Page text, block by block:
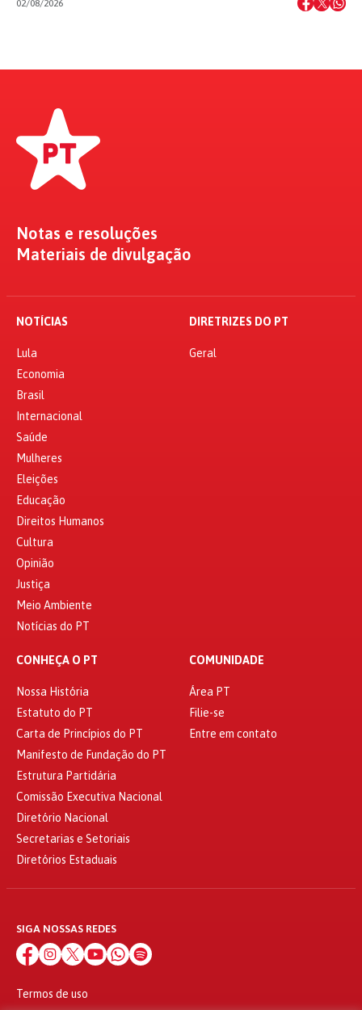
02/08/2026
Notas e resoluções
Materiais de divulgação
NOTÍCIAS
Lula
Economia
Brasil
Internacional
Saúde
Mulheres
Eleições
Educação
Direitos Humanos
Cultura
Opinião
Justiça
Meio Ambiente
Notícias do PT
DIRETRIZES DO PT
Geral
CONHEÇA O PT
Nossa História
Estatuto do PT
Carta de Princípios do PT
Manifesto de Fundação do PT
Estrutura Partidária
Comissão Executiva Nacional
Diretório Nacional
Secretarias e Setoriais
Diretórios Estaduais
COMUNIDADE
Área PT
Filie-se
Entre em contato
SIGA NOSSAS REDES
Termos de uso